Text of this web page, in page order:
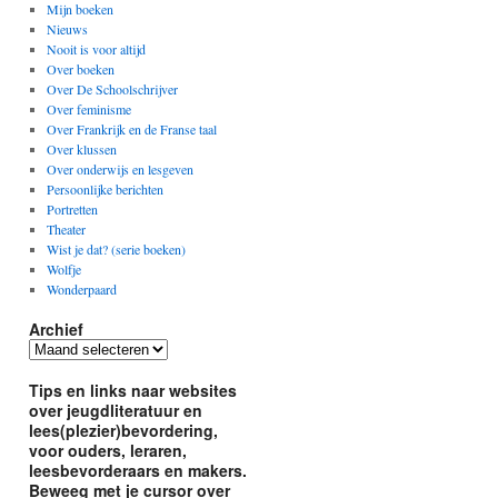
Mijn boeken
Nieuws
Nooit is voor altijd
Over boeken
Over De Schoolschrijver
Over feminisme
Over Frankrijk en de Franse taal
Over klussen
Over onderwijs en lesgeven
Persoonlijke berichten
Portretten
Theater
Wist je dat? (serie boeken)
Wolfje
Wonderpaard
Archief
Archief
Tips en links naar websites
over jeugdliteratuur en
lees(plezier)bevordering,
voor ouders, leraren,
leesbevorderaars en makers.
Beweeg met je cursor over